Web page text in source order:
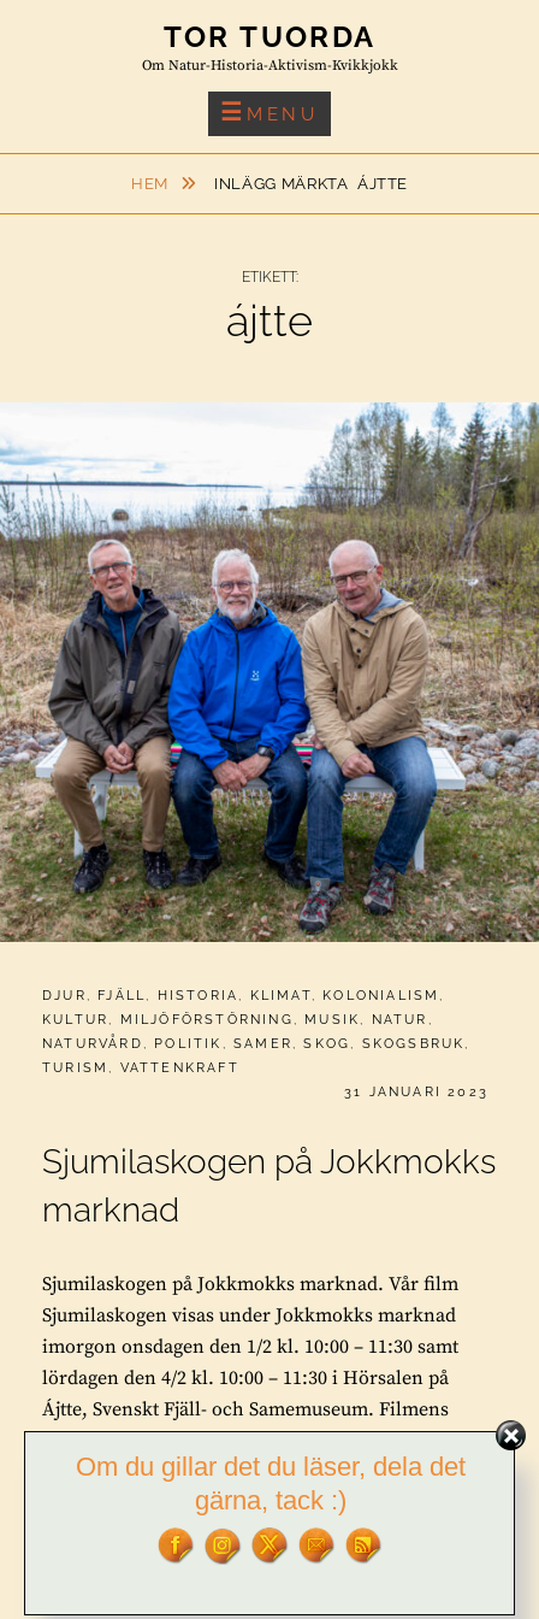
TOR TUORDA
Om Natur-Historia-Aktivism-Kvikkjokk
MENU
HEM INLÄGG MÄRKTA ÁJTTE
ETIKETT:
ájtte
CATEGORIES:
DJUR , FJÄLL, HISTORIA , KLIMAT, KOLONIALISM ,
KULTUR , MILJÖFÖRSTÖRNING , MUSIK , NATUR ,
NATURVÅRD , POLITIK ,SAMER ,SKOG , SKOGSBRUK ,
TURISM , VATTENKRAFT
PUBLICERAT
31 JANUARI 2023
Sjumilaskogen på Jokkmokks
marknad
Sjumilaskogen på Jokkmokks marknad. Vår film
Sjumilaskogen visas under Jokkmokks marknad
imorgon onsdagen den 1/2 kl. 10:00 – 11:30 samt
lördagen den 4/2 kl. 10:00 – 11:30 i Hörsalen på
Ájtte, Svenskt Fjäll- och Samemuseum. Filmens
Thomas Öberg och jag själv, …
FORTSÄTT LÄSASJUMILASKOGEN
PÅ
Om du gillar det du läser, dela det
gärna, tack :)